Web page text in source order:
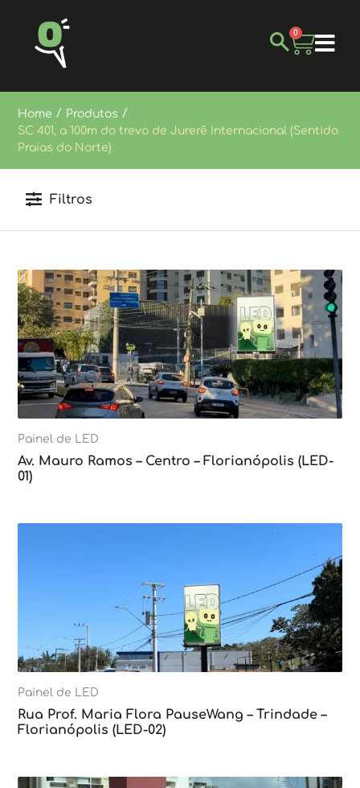
0
Home / Produtos /
SC 401, a 100m do trevo de Jurerê Internacional (Sentido
Praias do Norte)
Filtros
Painel de LED
Av. Mauro Ramos – Centro – Florianópolis (LED-
01)
Painel de LED
Rua Prof. Maria Flora PauseWang – Trindade –
Florianópolis (LED-02)